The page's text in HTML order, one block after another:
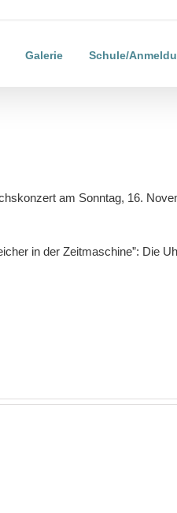
Galerie Schule/
am Sonntag, 16.
in der Zeitmaschine”: Die